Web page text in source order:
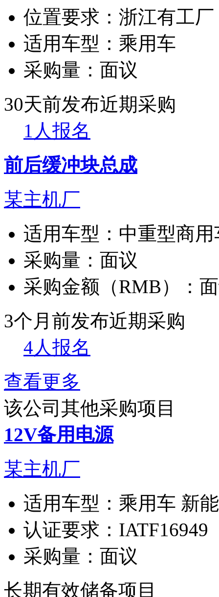
位置要求： 浙江有工厂
适用车型： 乘用车
采购量： 面议
30天前发布近期采购
1人报名
前后缓冲块总成
某主机厂
适用车型： 中重型商
采购量： 面议
采购金额（RMB）：
3个月前发布近期采购
4人报名
查看更多
该公司其他采购项目
12V备用电源
某主机厂
适用车型： 乘用车 新
认证要求： IATF16949
采购量： 面议
长期有效储备项目